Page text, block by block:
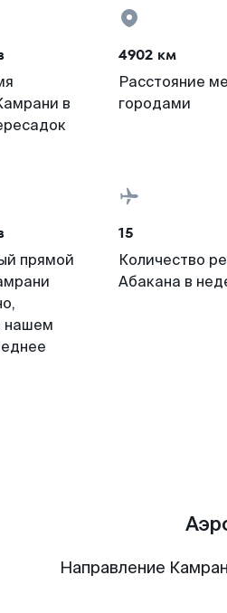
в
4902 км
Расстояние
городами
прямой
нашем
15
Количество
Абакана в
Направление